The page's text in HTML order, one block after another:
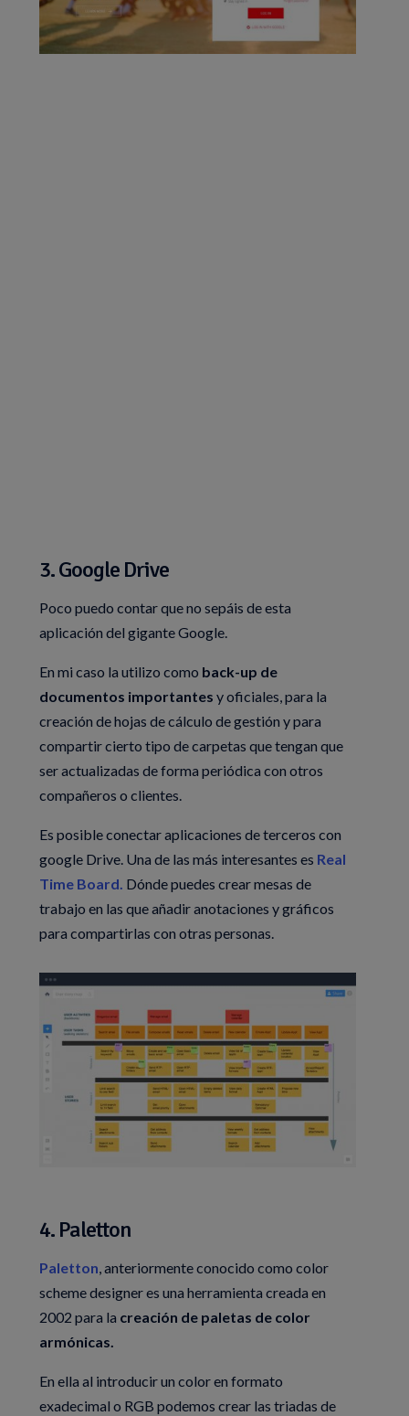
3. Google Drive
Poco puedo contar que no sepáis de esta
aplicación del gigante Google.
En mi caso la utilizo como back-up de
documentos importantes y oficiales, para la
creación de hojas de cálculo de gestión y para
compartir cierto tipo de carpetas que tengan que
ser actualizadas de forma periódica con otros
compañeros o clientes.
Es posible conectar aplicaciones de terceros con
google Drive. Una de las más interesantes es Real
Time Board. Dónde puedes crear mesas de
trabajo en las que añadir anotaciones y gráficos
para compartirlas con otras personas.
4. Paletton
Paletton, anteriormente conocido como color
scheme designer es una herramienta creada en
2002 para la creación de paletas de color
armónicas.
En ella al introducir un color en formato
exadecimal o RGB podemos crear las triadas de